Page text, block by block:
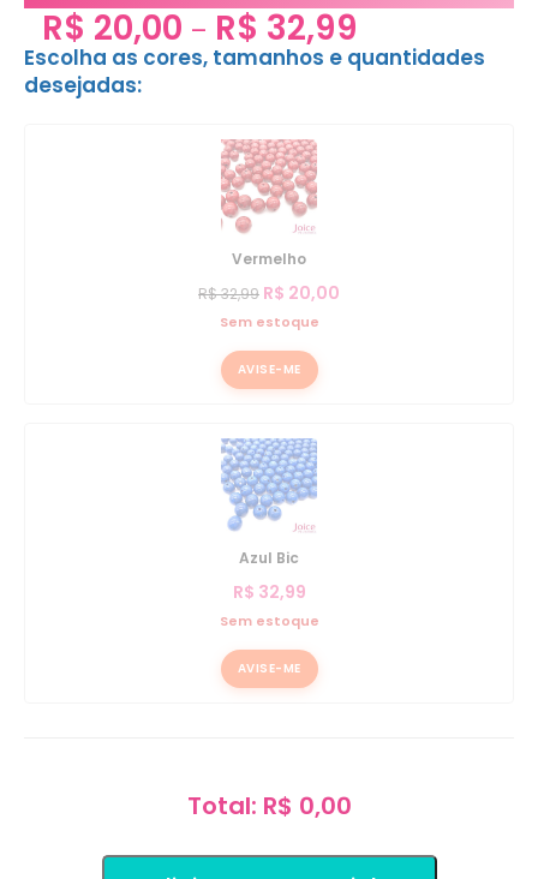
R$ 20,00 – R$ 32,99
Escolha as cores, tamanhos e quantidades
desejadas:
Vermelho
R$32,99 R$ 20,00
Sem estoque
AVISE-ME
Azul Bic
R$ 32,99
Sem estoque
AVISE-ME
Total: R$ 0,00